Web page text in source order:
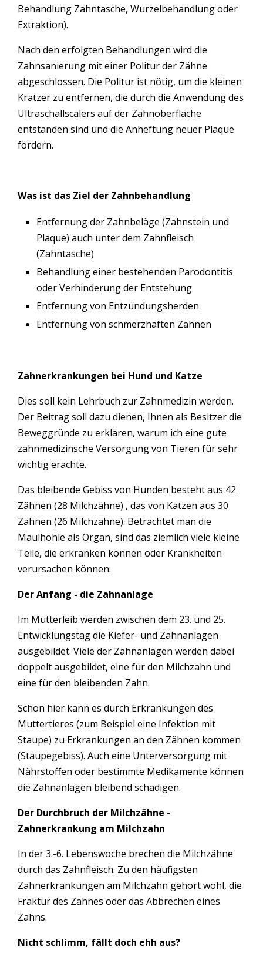
Behandlung Zahntasche, Wurzelbehandlung oder
Extraktion).
Nach den erfolgten Behandlungen wird die
Zahnsanierung mit einer Politur der Zähne
abgeschlossen. Die Politur ist nötig, um die kleinen
Kratzer zu entfernen, die durch die Anwendung des
Ultraschallscalers auf der Zahnoberfläche
entstanden sind und die Anheftung neuer Plaque
fördern.
Was ist das Ziel der Zahnbehandlung
Entfernung der Zahnbeläge (Zahnstein und
Plaque) auch unter dem Zahnfleisch
(Zahntasche)
Behandlung einer bestehenden Parodontitis
oder Verhinderung der Entstehung
Entfernung von Entzündungsherden
Entfernung von schmerzhaften Zähnen
Zahnerkrankungen bei Hund und Katze
Dies soll kein Lehrbuch zur Zahnmedizin werden.
Der Beitrag soll dazu dienen, Ihnen als Besitzer die
Beweggründe zu erklären, warum ich eine gute
zahnmedizinsche Versorgung von Tieren für sehr
wichtig erachte.
Das bleibende Gebiss von Hunden besteht aus 42
Zähnen (28 Milchzähne) , das von Katzen aus 30
Zähnen (26 Milchzähne). Betrachtet man die
Maulhöhle als Organ, sind das ziemlich viele kleine
Teile, die erkranken können oder Krankheiten
verursachen können.
Der Anfang - die Zahnanlage
Im Mutterleib werden zwischen dem 23. und 25.
Entwicklungstag die Kiefer- und Zahnanlagen
ausgebildet. Viele der Zahnanlagen werden dabei
doppelt ausgebildet, eine für den Milchzahn und
eine für den bleibenden Zahn.
Schon hier kann es durch Erkrankungen des
Muttertieres (zum Beispiel eine Infektion mit
Staupe) zu Erkrankungen an den Zähnen kommen
(Staupegebiss). Auch eine Unterversorgung mit
Nährstoffen oder bestimmte Medikamente können
die Zahnanlagen bleibend schädigen.
Der Durchbruch der Milchzähne -
Zahnerkrankung am Milchzahn
In der 3.-6. Lebenswoche brechen die Milchzähne
durch das Zahnfleisch. Zu den häufigsten
Zahnerkrankungen am Milchzahn gehört wohl, die
Fraktur des Zahnes oder das Abbrechen eines
Zahns.
Nicht schlimm, fällt doch ehh aus?